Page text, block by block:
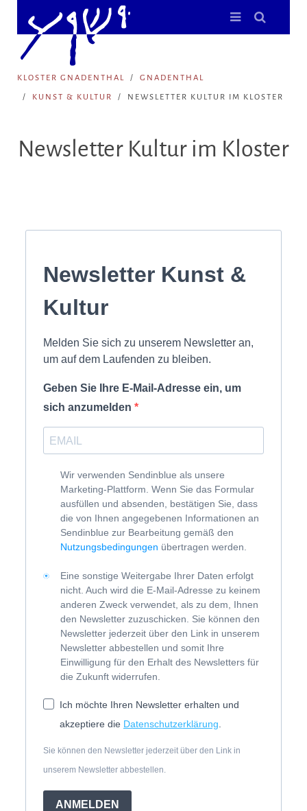
KLOSTER GNADENTHAL GNADENTHAL
KUNST & KULTUR NEWSLETTER KULTUR IM KLOSTER
Newsletter Kultur im Kloster
Newsletter Kunst &
Kultur
Melden Sie sich zu unserem Newsletter an,
um auf dem Laufenden zu bleiben.
Geben Sie Ihre E-Mail-Adresse ein, um
sich anzumelden
Wir verwenden Sendinblue als unsere
Marketing-Plattform. Wenn Sie das Formular
ausfüllen und absenden, bestätigen Sie, dass
die von Ihnen angegebenen Informationen an
Sendinblue zur Bearbeitung gemäß den
Nutzungsbedingungen übertragen werden.
Eine sonstige Weitergabe Ihrer Daten erfolgt
nicht. Auch wird die E-Mail-Adresse zu keinem
anderen Zweck verwendet, als zu dem, Ihnen
den Newsletter zuzuschicken. Sie können den
Newsletter jederzeit über den Link in unserem
Newsletter abbestellen und somit Ihre
Einwilligung für den Erhalt des Newsletters für
die Zukunft widerrufen.
Ich möchte Ihren Newsletter erhalten und
akzeptiere die Datenschutzerklärung
Sie können den Newsletter jederzeit über den Link in
unserem Newsletter abbestellen.
ANMELDEN